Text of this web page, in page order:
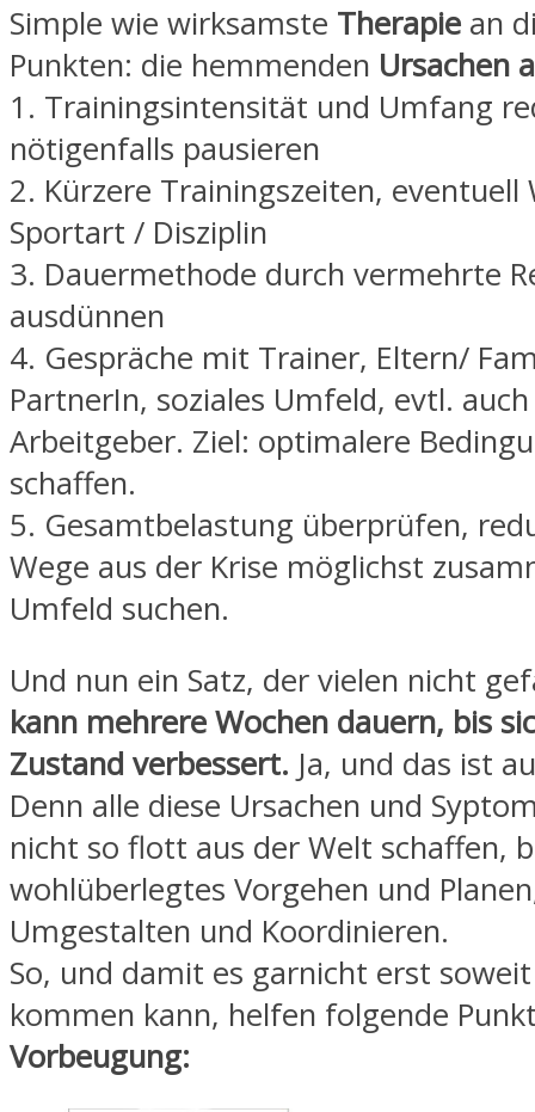
Simple wie wirksamste Therapie an
Punkten: die hemmenden Ursachen
1. Trainingsintensität und Umfang
nötigenfalls pausieren
2. Kürzere Trainingszeiten, eventuell
Sportart / Disziplin
3. Dauermethode durch vermehrte
ausdünnen
4. Gespräche mit Trainer, Eltern/
PartnerIn, soziales Umfeld, evtl.
Arbeitgeber. Ziel: optimalere
schaffen.
5. Gesamtbelastung überprüfen,
Wege aus der Krise möglichst
Umfeld suchen.
Und nun ein Satz, der vielen nicht
kann mehrere Wochen dauern, bis
Zustand verbessert. Ja, und das ist
Denn alle diese Ursachen und
nicht so flott aus der Welt schaffen,
wohlüberlegtes Vorgehen und
Umgestalten und Koordinieren.
So, und damit es garnicht erst
kommen kann, helfen folgende
Vorbeugung: